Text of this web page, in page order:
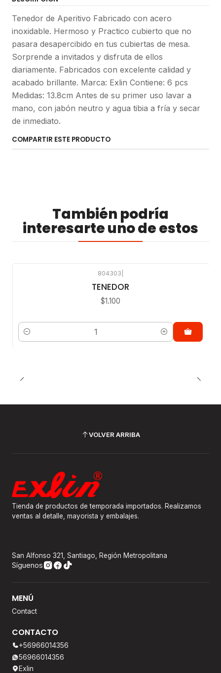
Tenedor de Aperitivo Fabricado con acero
inoxidable. Hermoso y Practico cubierto que no
pasara desapercibido en tus cubiertas de mesa.
Sorprende a invitados y disfruta de ellos
diariamente. Fabricados con excelente calidad y
acabado brillante. Marca: Exlin Contiene: 6 pcs
Medidas: 13.8cm Antes de su primer uso lavar a
mano, con jabón neutro y agua tibia a fría y secar
de inmediato.
COMPARTIR ESTE PRODUCTO
También podría
interesarte uno de estos
804303
TENEDOR
$1.100
Cantidad
VOLVER ARRIBA
Tienda de productos de temporada importados. Realizamos
ventas al detalle, mayorista y embalajes.
San Alfonso 321, Santiago, Región Metropolitana
Síguenos
MENÚ
Contact
CONTACTO
+56966014356
56966014356
Exlin